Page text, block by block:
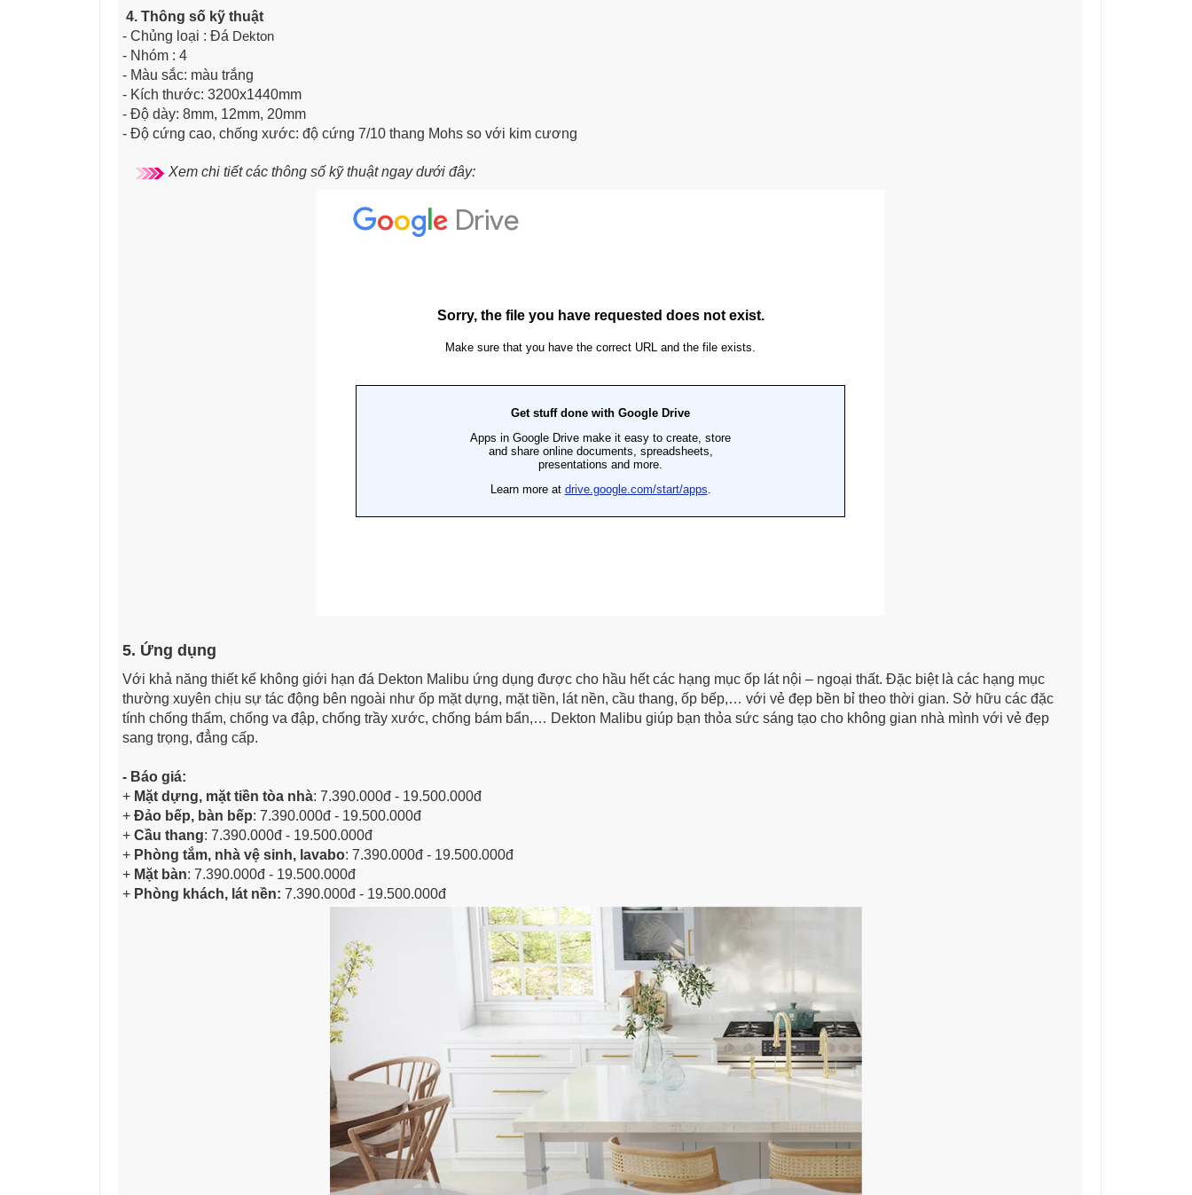
4. Thông số kỹ thuật
- Chủng loại : Đá Dekton
- Nhóm : 4
- Màu sắc: màu trắng
- Kích thước: 3200x1440mm
- Độ dày: 8mm, 12mm, 20mm
- Độ cứng cao, chống xước: độ cứng 7/10 thang Mohs so với kim cương
Xem chi tiết các thông số kỹ thuật ngay dưới đây:
5. Ứng dụng
Với khả năng thiết kế không giới hạn đá Dekton Malibu ứng dụng được cho hầu hết các hạng mục ốp lát nội – ngoại thất. Đặc biệt là các hạng mục
thường xuyên chịu sự tác động bên ngoài như ốp mặt dựng, mặt tiền, lát nền, cầu thang, ốp bếp,… với vẻ đẹp bền bỉ theo thời gian. Sở hữu các đặc
tính chống thấm, chống va đập, chống trầy xước, chống bám bẩn,… Dekton Malibu giúp bạn thỏa sức sáng tạo cho không gian nhà mình với vẻ đẹp
sang trọng, đẳng cấp.
- Báo giá:
+ Mặt dựng, mặt tiền tòa nhà: 7.390.000đ - 19.500.000đ
+ Đảo bếp, bàn bếp: 7.390.000đ - 19.500.000đ
+ Cầu thang: 7.390.000đ - 19.500.000đ
+ Phòng tắm, nhà vệ sinh, lavabo: 7.390.000đ - 19.500.000đ
+ Mặt bàn: 7.390.000đ - 19.500.000đ
+ Phòng khách, lát nền: 7.390.000đ - 19.500.000đ